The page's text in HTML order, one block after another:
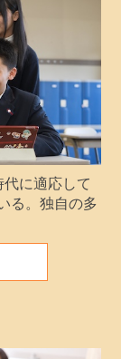
に適応して
る。独自の多